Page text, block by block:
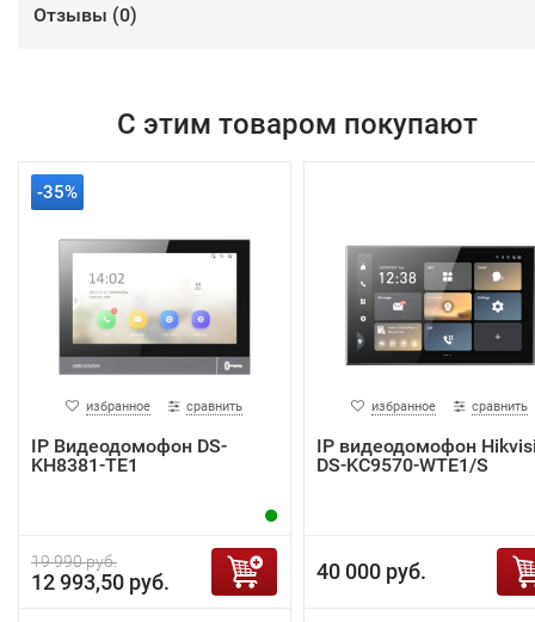
Отзывы (0)
С этим товаром покупают
-35%
избранное сравнить
IP Видеодомофон DS-
KH8381-TE1
19 990 руб.
12 993,50 руб.
избранное сравнить
IP видеодомофон
DS-KC9570-WTE1/S
40 000 руб.